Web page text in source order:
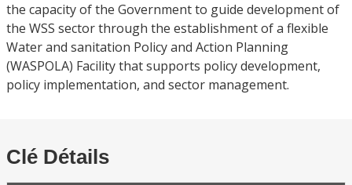
the capacity of the Government to guide development of
the WSS sector through the establishment of a flexible
Water and sanitation Policy and Action Planning
(WASPOLA) Facility that supports policy development,
policy implementation, and sector management.
Clé Détails